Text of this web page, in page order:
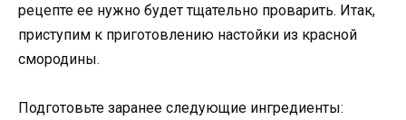
рецепте ее нужно будет тщательно проварить. Итак,
приступим к приготовлению настойки из красной
смородины.
Подготовьте заранее следующие ингредиенты: